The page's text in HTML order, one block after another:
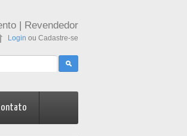
| Revendedor
Login ou Cadastre-se